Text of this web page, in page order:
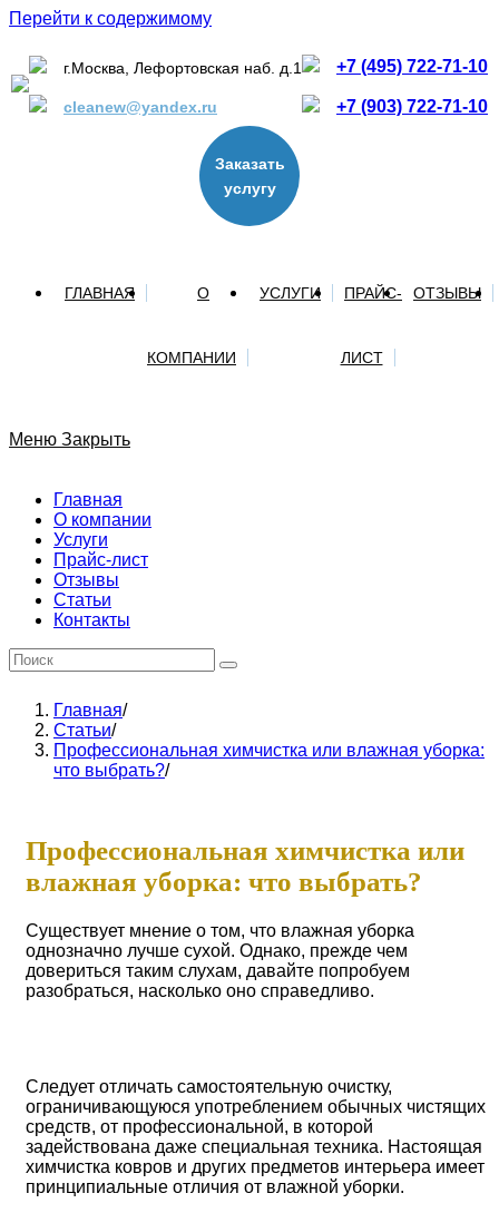
Перейти к содержимому
г.Москва, Лефортовская наб. д.1
cleanew@yandex.ru
+7 (495) 722-71-10
+7 (903) 722-71-10
Заказать
услугу
ГЛАВНАЯ О
КОМПАНИИ
УСЛУГИ ПРАЙС-
ЛИСТ
ОТЗЫВЫ
Меню Закрыть
Главная
О компании
Услуги
Прайс-лист
Отзывы
Статьи
Контакты
Главная/
Статьи/
Профессиональная химчистка или влажная уборка:
что выбрать?/
Профессиональная химчистка или
влажная уборка: что выбрать?
Существует мнение о том, что влажная уборка
однозначно лучше сухой. Однако, прежде чем
довериться таким слухам, давайте попробуем
разобраться, насколько оно справедливо.
Следует отличать самостоятельную очистку,
ограничивающуюся употреблением обычных чистящих
средств, от профессиональной, в которой
задействована даже специальная техника. Настоящая
химчистка ковров и других предметов интерьера имеет
принципиальные отличия от влажной уборки.